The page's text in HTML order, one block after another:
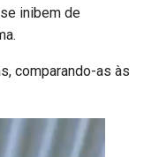
inibem de
comparando-as às